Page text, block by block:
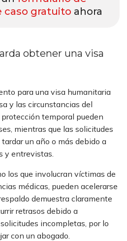
caso gratuito ahora
obtener una visa
para una visa humanitaria
y las circunstancias del
temporal pueden
mientras que las solicitudes
un año o más debido a
y entrevistas.
los que involucran víctimas de
médicas, pueden acelerarse
demuestra claramente
retrasos debido a
incompletas, por lo
con un abogado.